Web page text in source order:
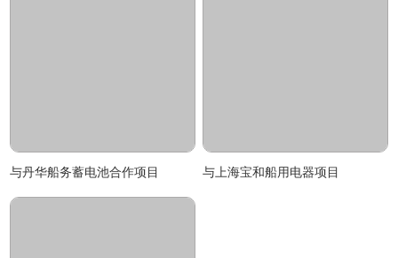
与丹华船务蓄电池合作项目 与上海宝和船用电器项目